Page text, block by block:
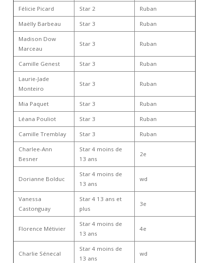
Félicie Picard Star 2 Ruban
Maëlly Barbeau Star 3 Ruban
Madison Dow
Marceau
Star 3 Ruban
Camille Genest Star 3 Ruban
Laurie-Jade
Monteiro
Star 3 Ruban
Mia Paquet Star 3 Ruban
Léana Pouliot Star 3 Ruban
Camille Tremblay Star 3 Ruban
Charlee-Ann
Besner
Star 4 moins de
13 ans
2e
Dorianne Bolduc
Star 4 moins de
13 ans
wd
Vanessa
Castonguay
Star 4 13 ans et
plus
3e
Florence Métivier
Star 4 moins de
13 ans
4e
Charlie Sénecal
Star 4 moins de
13 ans
wd